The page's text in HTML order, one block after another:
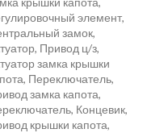
элемент,
замок,
Привод ц/з,
замка крышки
Переключатель,
замка капота,
Концевик,
крышки капота,